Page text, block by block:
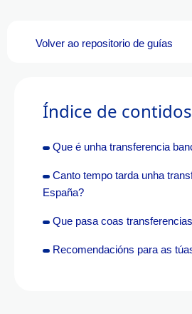
Volver ao repositorio de guías
Índice de contidos
Que é unha transferencia
Canto tempo tarda unha
España?
Que pasa coas
Recomendacións para as